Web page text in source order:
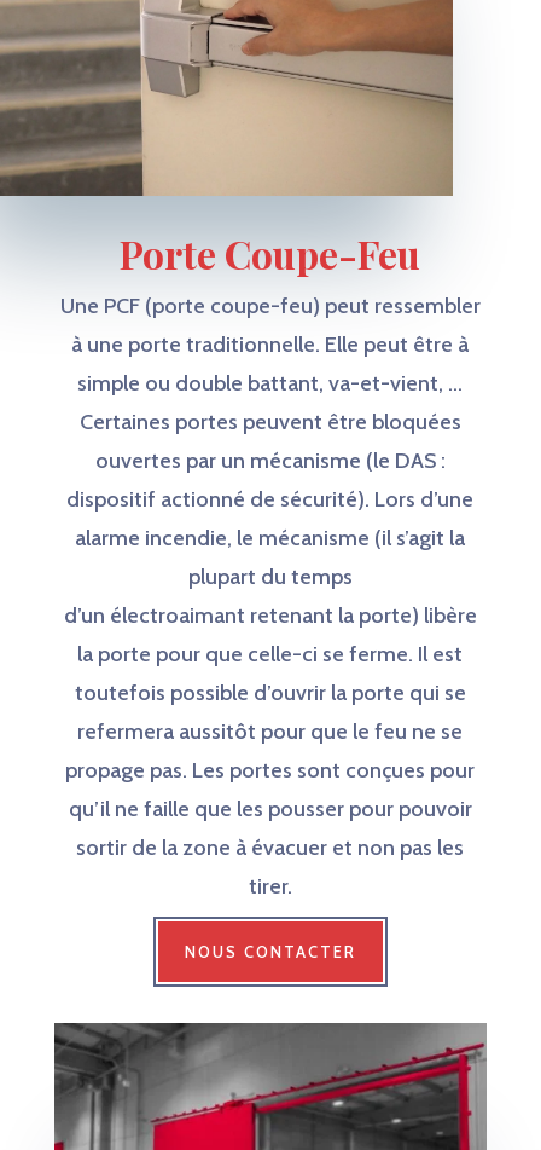
Porte Coupe-Feu
Une PCF (porte coupe-feu) peut ressembler
à une porte traditionnelle. Elle peut être à
simple ou double battant, va-et-vient, …
Certaines portes peuvent être bloquées
ouvertes par un mécanisme (le DAS :
dispositif actionné de sécurité). Lors d’une
alarme incendie, le mécanisme (il s’agit la
plupart du temps
d’un électroaimant retenant la porte) libère
la porte pour que celle-ci se ferme. Il est
toutefois possible d’ouvrir la porte qui se
refermera aussitôt pour que le feu ne se
propage pas. Les portes sont conçues pour
qu’il ne faille que les pousser pour pouvoir
sortir de la zone à évacuer et non pas les
tirer.
NOUS CONTACTER